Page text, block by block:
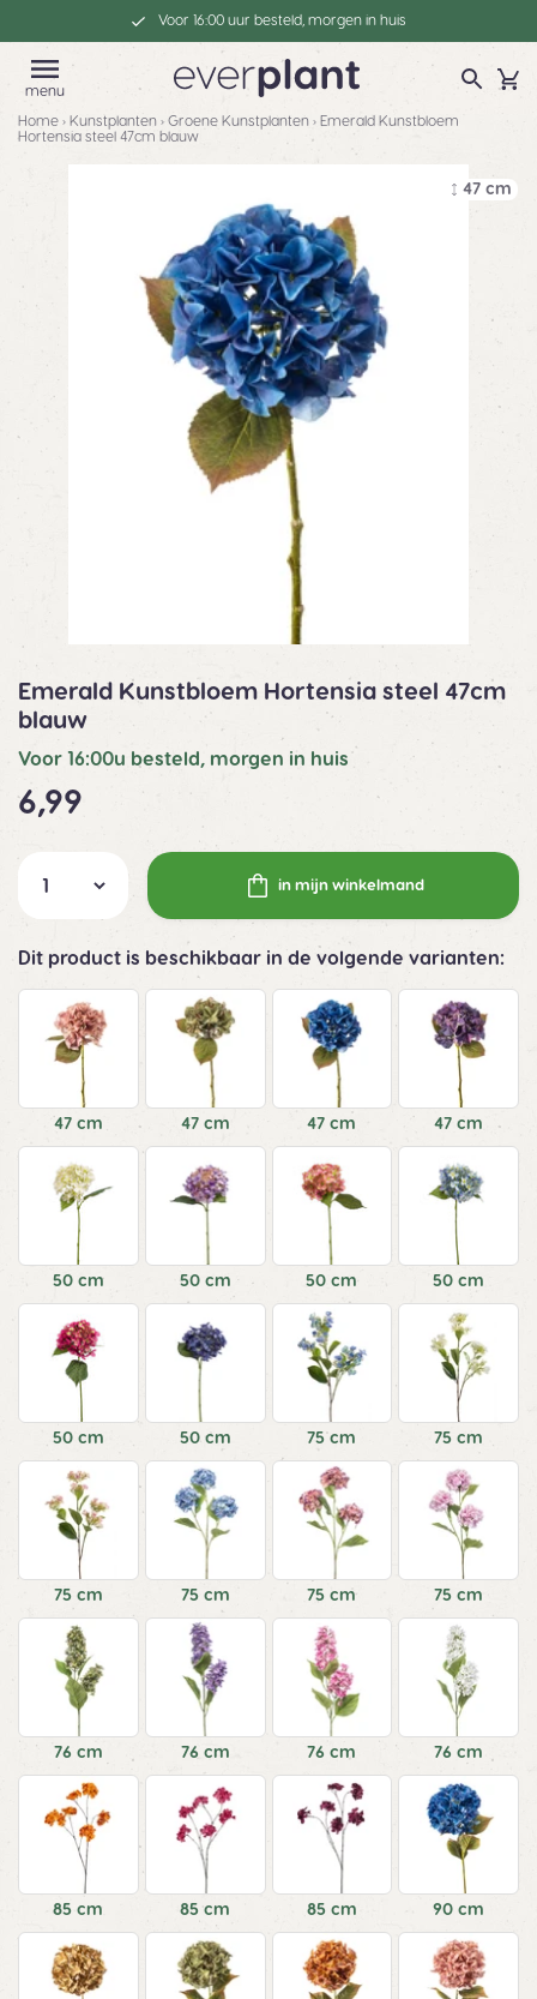
Voor 16:00 uur besteld, morgen in huis
menu
Home › Kunstplanten › Groene Kunstplanten › Emerald Kunstbloem
Hortensia steel 47cm blauw
47 cm
Emerald Kunstbloem Hortensia steel 47cm
blauw
Voor 16:00u besteld, morgen in huis
6,99
in mijn winkelmand
Dit product is beschikbaar in de volgende varianten:
47 cm 47 cm 47 cm 47 cm
50 cm 50 cm 50 cm 50 cm
50 cm 50 cm 75 cm 75 cm
75 cm 75 cm 75 cm 75 cm
76 cm 76 cm 76 cm 76 cm
85 cm 85 cm 85 cm 90 cm